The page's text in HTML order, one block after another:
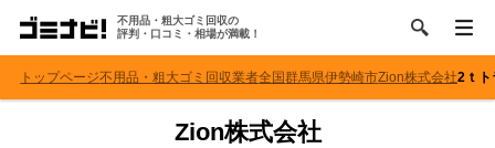
不用品・粗大ゴミ回収の
評判・口コミ・相場が満載！
トップページ不用品・粗大ゴミ回収業者全国群馬県伊勢崎市Zion株式会社2ｔ
Zion株式会社